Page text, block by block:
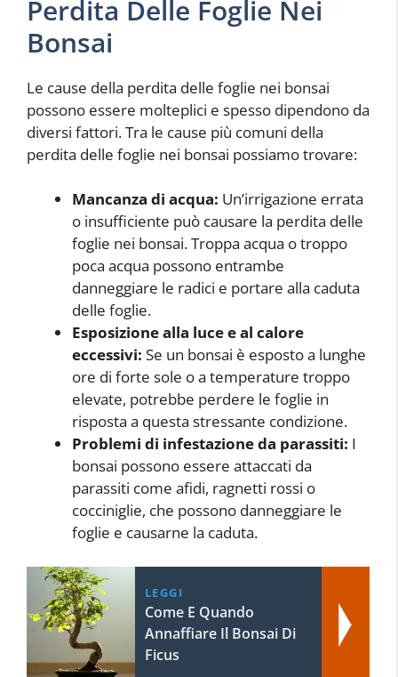
Perdita Delle Foglie Nei
Bonsai
Le cause della perdita delle foglie nei bonsai
possono essere molteplici e spesso dipendono da
diversi fattori. Tra le cause più comuni della
perdita delle foglie nei bonsai possiamo trovare:
Mancanza di acqua: Un’irrigazione errata
o insufficiente può causare la perdita delle
foglie nei bonsai. Troppa acqua o troppo
poca acqua possono entrambe
danneggiare le radici e portare alla caduta
delle foglie.
Esposizione alla luce e al calore
eccessivi: Se un bonsai è esposto a lunghe
ore di forte sole o a temperature troppo
elevate, potrebbe perdere le foglie in
risposta a questa stressante condizione.
Problemi di infestazione da parassiti: I
bonsai possono essere attaccati da
parassiti come afidi, ragnetti rossi o
cocciniglie, che possono danneggiare le
foglie e causarne la caduta.
LEGGI
Come E Quando
Annaffiare Il Bonsai Di
Ficus